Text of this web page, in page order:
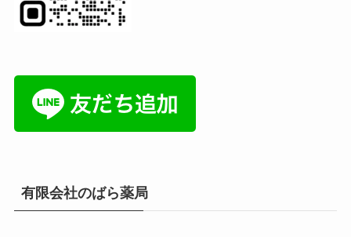
有限会社のばら薬局